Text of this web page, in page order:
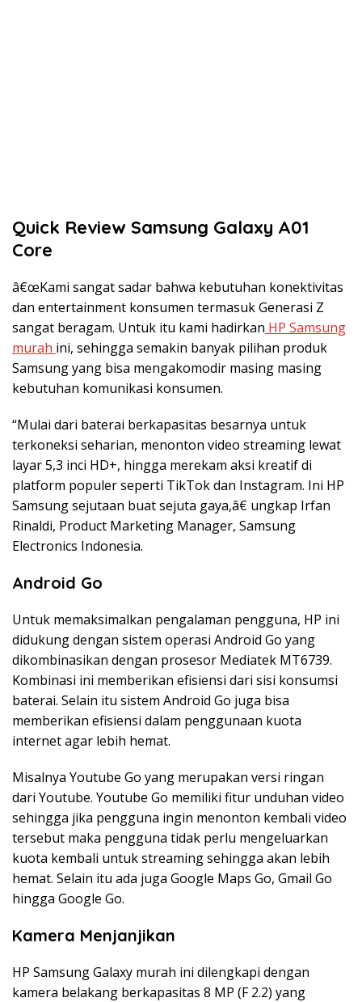
Quick Review Samsung Galaxy A01
Core
â€œKami sangat sadar bahwa kebutuhan konektivitas
dan entertainment konsumen termasuk Generasi Z
sangat beragam. Untuk itu kami hadirkan HP Samsung
murah ini, sehingga semakin banyak pilihan produk
Samsung yang bisa mengakomodir masing masing
kebutuhan komunikasi konsumen.
“Mulai dari baterai berkapasitas besarnya untuk
terkoneksi seharian, menonton video streaming lewat
layar 5,3 inci HD+, hingga merekam aksi kreatif di
platform populer seperti TikTok dan Instagram. Ini HP
Samsung sejutaan buat sejuta gaya,â€ ungkap Irfan
Rinaldi, Product Marketing Manager, Samsung
Electronics Indonesia.
Android Go
Untuk memaksimalkan pengalaman pengguna, HP ini
didukung dengan sistem operasi Android Go yang
dikombinasikan dengan prosesor Mediatek MT6739.
Kombinasi ini memberikan efisiensi dari sisi konsumsi
baterai. Selain itu sistem Android Go juga bisa
memberikan efisiensi dalam penggunaan kuota
internet agar lebih hemat.
Misalnya Youtube Go yang merupakan versi ringan
dari Youtube. Youtube Go memiliki fitur unduhan video
sehingga jika pengguna ingin menonton kembali video
tersebut maka pengguna tidak perlu mengeluarkan
kuota kembali untuk streaming sehingga akan lebih
hemat. Selain itu ada juga Google Maps Go, Gmail Go
hingga Google Go.
Kamera Menjanjikan
HP Samsung Galaxy murah ini dilengkapi dengan
kamera belakang berkapasitas 8 MP (F 2.2) yang